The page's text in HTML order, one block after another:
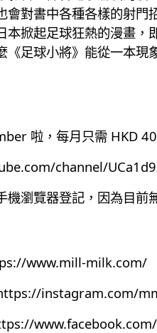
會對書中各種各樣的射門
本掀起足球狂熱的漫畫
《足球小將》能從一本
啦，每月只需 HKD 40
channel/
機瀏覽器登記，因為目前
www.mill-milk.com/
instagram.com/